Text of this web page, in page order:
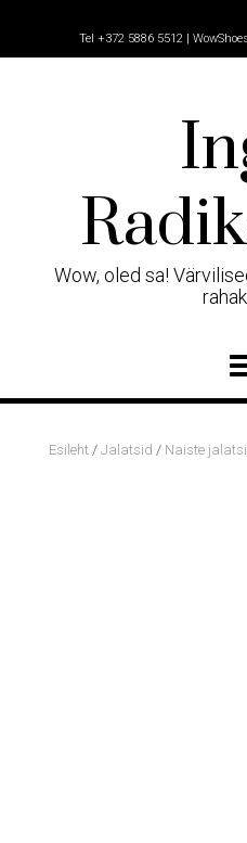
content
Tel +372 5886 5512 |
Wow, oled sa!
Esileht/ Jalatsid / Naiste